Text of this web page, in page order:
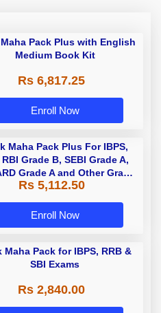
Pack Plus with English
Medium Book Kit
Rs 6,817.25
Enroll Now
Maha Pack Plus For IBPS,
RBI Grade B, SEBI Grade A,
Grade A and Other Grade
A & Grade B Bank Exams
Rs 5,112.50
Enroll Now
Maha Pack for IBPS, RRB &
SBI Exams
Rs 2,840.00